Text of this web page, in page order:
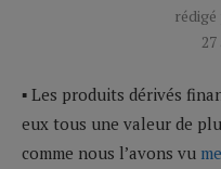
▪ Les produits dérivés
eux tous une valeur de
comme nous l’avons vu